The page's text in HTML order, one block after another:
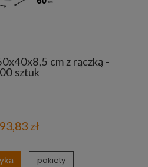
cm z rączką -
sztuk
zł
pakiety